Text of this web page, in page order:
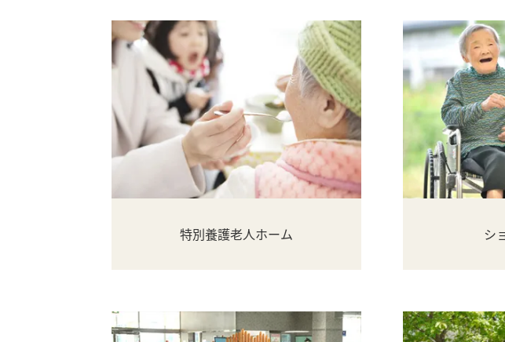
特別養護老人ホーム シ